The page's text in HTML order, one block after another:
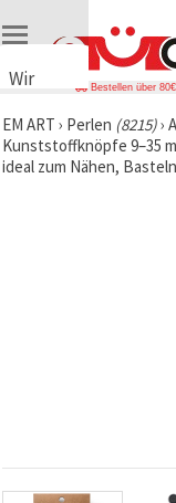
Wir
Cookies
🍪 Wir
verwenden
Datenverkehr
Bestellen über
EM ART › Perlen (8215)›
Kunststoffknöpfe 9–35
ideal zum Nähen,